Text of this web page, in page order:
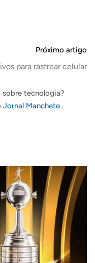
Próximo artigo
para rastrear celular
sobre tecnologia?
Jornal Manchete .